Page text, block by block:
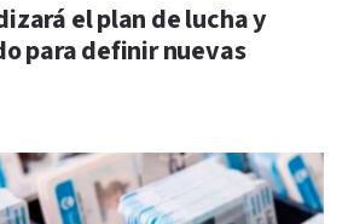
el plan de lucha y
para definir nuevas